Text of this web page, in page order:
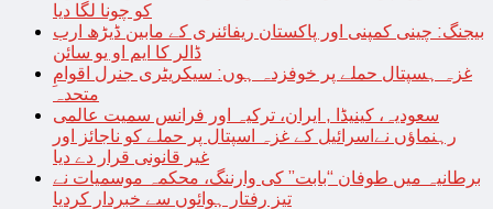
کو چونا لگا دیا
بیجنگ: چینی کمپنی اور پاکستان ریفائنری کے مابین ڈیڑھ ارب
ڈالر کا ایم او یو سائن
غزہ ہسپتال حملے پر خوفزدہ ہوں: سیکریٹری جنرل اقوامِ
متحدہ
سعودیہ، کینیڈا , ایران، ترکیہ اور فرانس سمیت عالمی
رہنماؤں نےاسرائیل کے غزہ اسپتال پر حملے کو ناجائز اور
غیر قانونی قرار دے دیا
برطانیہ میں طوفان “بابت” کی وارننگ، محکمہ موسمیات نے
تیز رفتار ہوائوں سے خبردار کردیا